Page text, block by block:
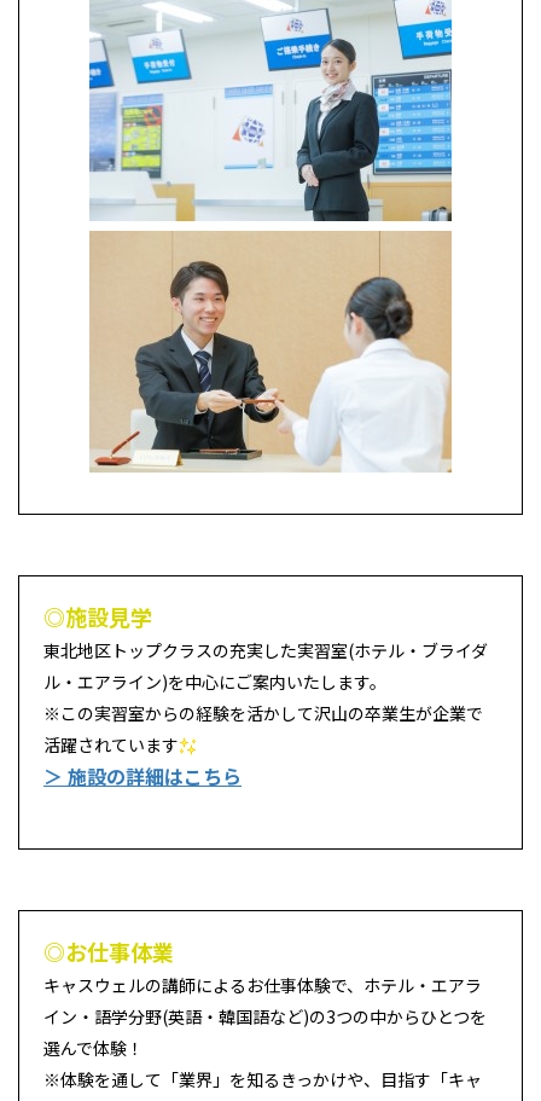
◎施設見学
東北地区トップクラスの充実した実習室(ホテル・ブライダ
ル・エアライン)を中心にご案内いたします。
※この実習室からの経験を活かして沢山の卒業生が企業で
活躍されています
＞ 施設の詳細はこちら
◎お仕事体業
キャスウェルの講師によるお仕事体験で、ホテル・エアラ
イン・語学分野(英語・韓国語など)の3つの中からひとつを
選んで体験！
※体験を通して「業界」を知るきっかけや、目指す「キャ